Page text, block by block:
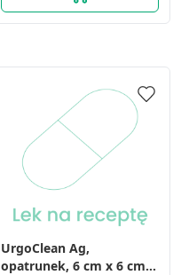
UrgoClean Ag,
opatrunek, 6 cm x 6 cm,